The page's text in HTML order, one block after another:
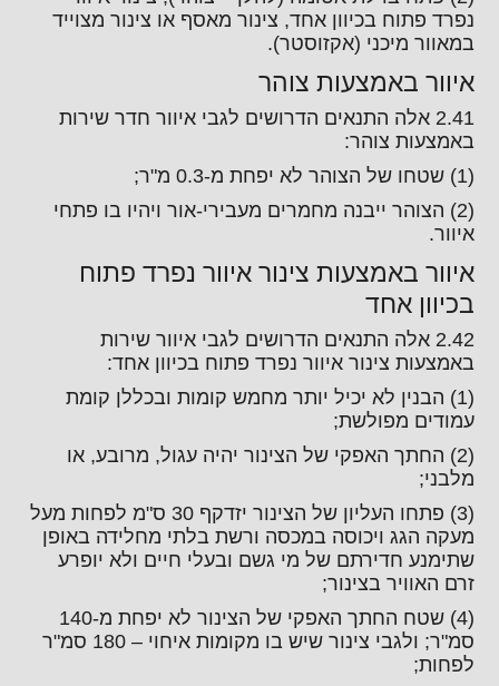
נפרד פתוח בכיוון אחד, צינור מאסף או צינור מצוייד
במאוור מיכני (אקזוסטר).
איוור באמצעות צוהר
2.41 אלה התנאים הדרושים לגבי איוור חדר שירות
באמצעות צוהר:
(1) שטחו של הצוהר לא יפחת מ-0.3 מ"ר;
(2) הצוהר ייבנה מחמרים מעבירי-אור ויהיו בו פתחי
איוור.
איוור באמצעות צינור איוור נפרד פתוח
בכיוון אחד
2.42 אלה התנאים הדרושים לגבי איוור שירות
באמצעות צינור איוור נפרד פתוח בכיוון אחד:
(1) הבנין לא יכיל יותר מחמש קומות ובכללן קומת
עמודים מפולשת;
(2) החתך האפקי של הצינור יהיה עגול, מרובע, או
מלבני;
(3) פתחו העליון של הצינור יזדקף 30 ס"מ לפחות מעל
מעקה הגג ויכוסה במכסה ורשת בלתי מחלידה באופן
שתימנע חדירתם של מי גשם ובעלי חיים ולא יופרע
זרם האוויר בצינור;
(4) שטח החתך האפקי של הצינור לא יפחת מ-140
סמ"ר; ולגבי צינור שיש בו מקומות איחוי – 180 סמ"ר
לפחות;